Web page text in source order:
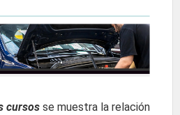
cursos se muestra la relación